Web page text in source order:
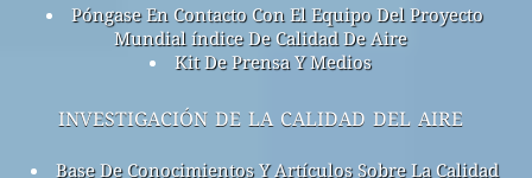
Póngase En Contacto Con El Equipo Del Proyecto
Mundial índice De Calidad De Aire
Kit De Prensa Y Medios
investigación de la calidad del aire
Base De Conocimientos Y Artículos Sobre La Calidad